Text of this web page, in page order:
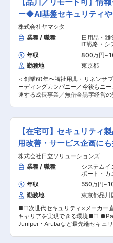
https://www.orix.co.jp/auto/
it-engineer.html 変更の範囲
システムの脆弱性評価と高度なリ
トの実施 ・最新のセキュリティ技
防御の設計・構築・運用 ・セキュ
ントの迅速な検知、分析、対応およ
ック調査の実施 ・セキュリティポ
ロセスの高度な策定、現場ニーズ
案と実施 ・社内および顧客向けの高
ティ教育プログラムの企画・実施、
マネジメント支援 ■プロジェクト事例 ・官公庁/
国のインフラ事業のセキュリティガ
定・運用支援 ・金融/ウイルス対策
画の策定支援 ・通信/国際競技大会
バーセキュリティアドバイザリー
リティグランドデザイン策定 ・消
動車/セキュリティ認証プロセス改善支
後フォロー制度 ＜入社後＞ ・1週間
学（IT研修やビジネス研修等幅広く
3か月のOJT ＜案件アサイン前＞ 自
にマッチした案件アサインができる
振り返りを繰り返しPDCAを回しま
当とのキャリア面談→チームのリー
タビュー→案件確定→振り返り→HR
リア面談…］ ■キャリアパス ◎ワンプール制のメ
リット ・キャリアの幅が広がる ・
ルがつく ・豊富な経験で知見が広
躍できる ◎導入背景 「幅広い業界
な能力」をつけられるように、社員
発揮のための制度 変更の
【品川／リモート可】情
ー◆AI基盤セキュリティ
株式会社ヤマシタ
業種 / 職種
日用品・雑
IT戦略・シ
ィコンサル
年収 800万円~
勤務地
東京都
＜創業60年〜福祉用具・リネンサ
ーディングカンパニー／今後もニ
速する成長事業／無借金黒字経営の
ネジメントを統括するポジション
ティポリシーの策定からゼロトラス
計、AI基盤のセキュリティ確保ま
立場で幅広く担っていただきます
ムとも連携しながら、守りと攻めの
ュリティ体制を築いていただきたいです
詳細 ・情報セキュリティマネジメ
（ISO 27001認証の維持・運用、リ
リシーの策定・更新） ・ゼロトラス
クやAI基盤を含む次世代インフラに
リティ設計の推進 ・人・モノ・プロ
観点からのリスク評価と改善策の実
伴うプライバシー・倫理リスクへ
デント対応フローの構築、BCP/DR
DLPや暗号化等のセキュリティ技
・社内教育・訓練の企画と実施 ・
【在宅可】セキュリティ
用改善・サービス企画に
先端技術
株式会社日立ソリューションズ
業種 / 職種
システムイ
ポート・カ
品） セキ
ナリスト
年収 550万円~
勤務地
東京都品川
■□次世代セキュリティ×メーカー
キャリアを実現できる環境■□
Juniper・Arubaなど最先端セキュ